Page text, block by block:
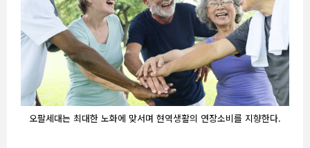
오팔세대는 최대한 노화에 맞서며 현역생활의 연장소비를 지향한다.